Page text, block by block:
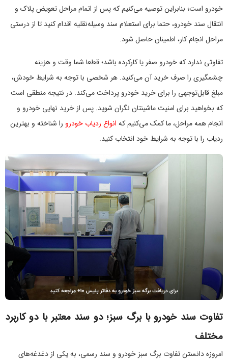
خودرو است؛ بنابراین توصیه می‌کنیم که پس از اتمام مراحل تعویض پلاک و
انتقال سند خودرو، حتما برای استعلام سند وسیله‌نقلیه اقدام کنید تا از درستی
مراحل انجام کار، اطمینان حاصل شود.
تفاوتی ندارد که خودرو صفر یا کارکرده باشد؛ قطعا شما وقت و هزینه
چشمگیری را صرف خرید آن می‌کنید. هر شخصی با توجه به شرایط خودش،
مبلغ قابل‌توجهی را برای خرید خودرو پرداخت می‌کند. در نتیجه منطقی است
که بخواهید برای امنیت ماشینتان نگران شوید. پس از خرید نهایی خودرو و
انجام همه مراحل، ما کمک می‌کنیم که انواع ردیاب خودرو را شناخته و بهترین
ردیاب را با توجه به شرایط خود انتخاب کنید.
تفاوت سند خودرو با برگ سبز؛ دو سند معتبر با دو کاربرد
مختلف
امروزه دانستن تفاوت برگ سبز خودرو و سند رسمی، به یکی از دغدغه‌های